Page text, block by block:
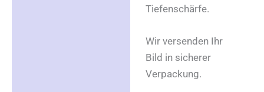
Tiefenschärfe.
Wir versenden Ihr
Bild in sicherer
Verpackung.